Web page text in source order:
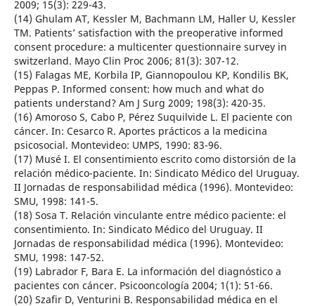
2009; 15(3): 229-43.
(14) Ghulam AT, Kessler M, Bachmann LM, Haller U, Kessler
TM. Patients’ satisfaction with the preoperative informed
consent procedure: a multicenter questionnaire survey in
switzerland. Mayo Clin Proc 2006; 81(3): 307-12.
(15) Falagas ME, Korbila IP, Giannopoulou KP, Kondilis BK,
Peppas P. Informed consent: how much and what do
patients understand? Am J Surg 2009; 198(3): 420-35.
(16) Amoroso S, Cabo P, Pérez Suquilvide L. El paciente con
cáncer. In: Cesarco R. Aportes prácticos a la medicina
psicosocial. Montevideo: UMPS, 1990: 83-96.
(17) Musé I. El consentimiento escrito como distorsión de la
relación médico-paciente. In: Sindicato Médico del Uruguay.
II Jornadas de responsabilidad médica (1996). Montevideo:
SMU, 1998: 141-5.
(18) Sosa T. Relación vinculante entre médico paciente: el
consentimiento. In: Sindicato Médico del Uruguay. II
Jornadas de responsabilidad médica (1996). Montevideo:
SMU, 1998: 147-52.
(19) Labrador F, Bara E. La información del diagnóstico a
pacientes con cáncer. Psicooncología 2004; 1(1): 51-66.
(20) Szafir D, Venturini B. Responsabilidad médica en el